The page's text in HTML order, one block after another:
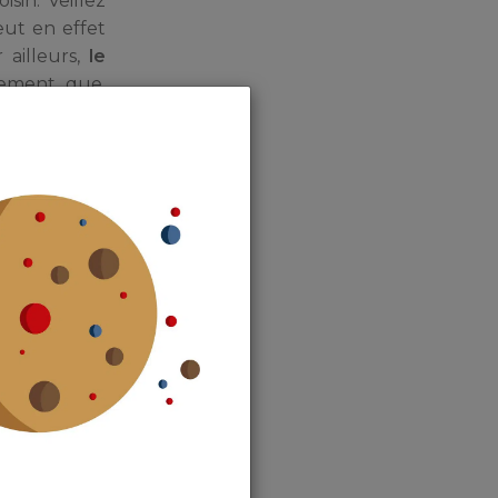
en effet
ailleurs, le
que,
Alors
du
de
en aucun
si les